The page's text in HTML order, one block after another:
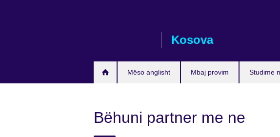
Kosova
Mëso anglisht Mbaj provim Studime
Bëhuni partner me ne